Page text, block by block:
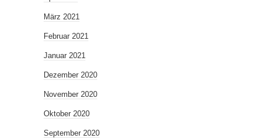
März 2021
Februar 2021
Januar 2021
Dezember 2020
November 2020
Oktober 2020
September 2020